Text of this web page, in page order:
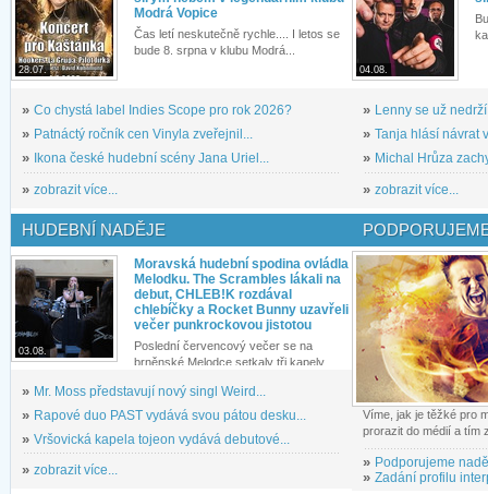
28.07.
Modrá Vopice
Čas letí neskutečně rychle.... I letos se
bude 8. srpna v klubu Modrá...
» Co chystá label Indies Scope pro rok 2026?
» Patnáctý ročník cen Vinyla zveřejnil...
»
Ikona české hudební scény Jana Uriel...
» zobrazit více...
04.08.
» Lenny se už
» Tanja hlásí návrat
» Michal Hrůza
» zobrazit více...
HUDEBNÍ NADĚJE
03.08.
Moravská hudební spodina ovládla
Melodku. The Scrambles lákali na
debut, CHLEB!K rozdával
chlebíčky a Rocket Bunny uzavřeli
večer punkrockovou jistotou
Poslední červencový večer se na
brněnské Melodce setkaly tři kapely...
» Mr. Moss představují nový singl Weird...
» Rapové duo PAST vydává svou pátou desku...
» Vršovická kapela tojeon vydává debutové...
» zobrazit více...
Víme, jak je těžké pro
prorazit do médií a tím
» Podporujeme
» Zadání profilu